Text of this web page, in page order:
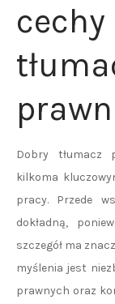
Dobry tłumacz
kilkoma
pracy. Przede
dokładną,
szczegół ma
myślenia jest
prawnych oraz